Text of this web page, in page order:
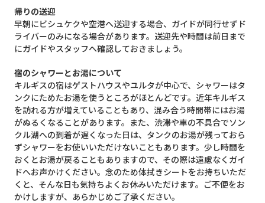
帰りの送迎
早朝にビシュケクや空港へ送迎する場合、ガイドが同行せずド
ライバーのみになる場合があります。送迎先や時間は前日まで
にガイドやスタッフへ確認しておきましょう。
宿のシャワーとお湯について
キルギスの宿はゲストハウスやユルタが中心で、シャワーはタ
ンクにためたお湯を使うところがほとんどです。近年キルギス
を訪れる方が増えていることもあり、混み合う時間帯にはお湯
がぬるくなることがあります。また、渋滞や車の不具合でソン
クル湖への到着が遅くなった日は、タンクのお湯が残っておら
ずシャワーをお使いいただけないこともあります。少し時間を
おくとお湯が戻ることもありますので、その際は遠慮なくガイ
ドへお声かけください。念のため体拭きシートをお持ちいただ
くと、そんな日も気持ちよくお休みいただけます。ご不便をお
かけしますが、あらかじめご了承ください。